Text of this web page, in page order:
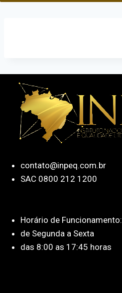
contato@inpeq.com.br
SAC 0800 212 1200
Horário de Funcionamento:
de Segunda a Sexta
das 8:00 as 17:45 horas